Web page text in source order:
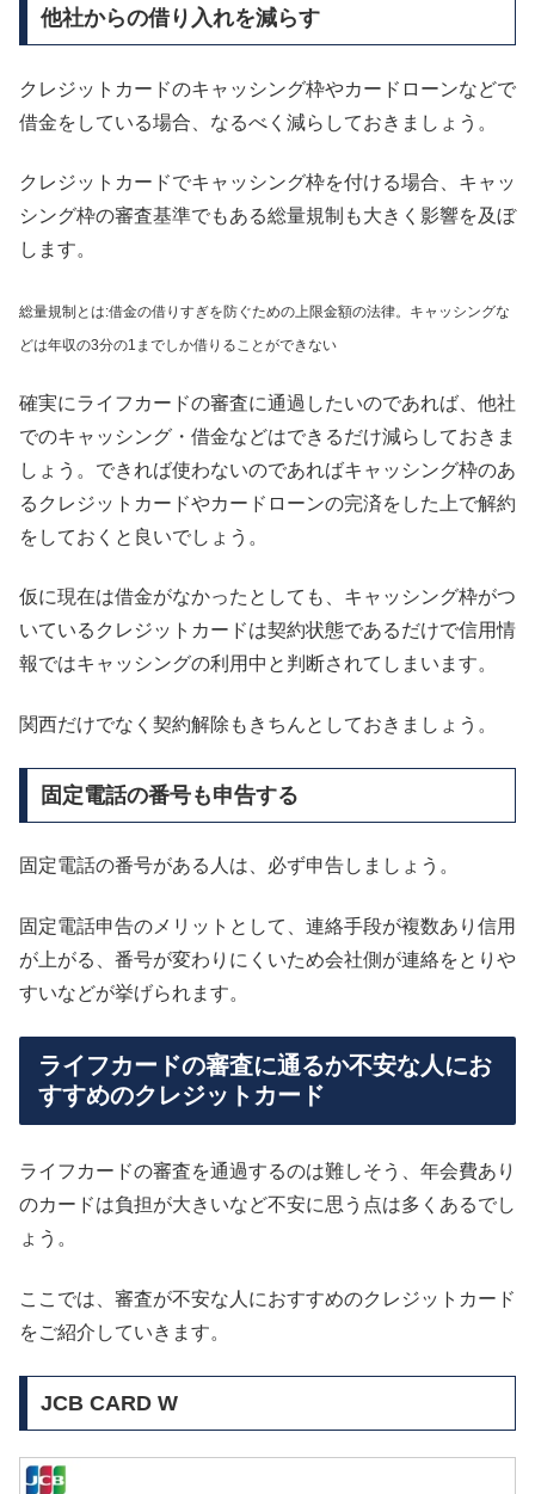
他社からの借り入れを減らす
クレジットカードのキャッシング枠やカードローンなどで
借金をしている場合、なるべく減らしておきましょう。
クレジットカードでキャッシング枠を付ける場合、キャッ
シング枠の審査基準でもある総量規制も大きく影響を及ぼ
します。
総量規制とは:借金の借りすぎを防ぐための上限金額の法律。キャッシングな
どは年収の3分の1までしか借りることができない
確実にライフカードの審査に通過したいのであれば、他社
でのキャッシング・借金などはできるだけ減らしておきま
しょう。できれば使わないのであればキャッシング枠のあ
るクレジットカードやカードローンの完済をした上で解約
をしておくと良いでしょう。
仮に現在は借金がなかったとしても、キャッシング枠がつ
いているクレジットカードは契約状態であるだけで信用情
報ではキャッシングの利用中と判断されてしまいます。
関西だけでなく契約解除もきちんとしておきましょう。
固定電話の番号も申告する
固定電話の番号がある人は、必ず申告しましょう。
固定電話申告のメリットとして、連絡手段が複数あり信用
が上がる、番号が変わりにくいため会社側が連絡をとりや
すいなどが挙げられます。
ライフカードの審査に通るか不安な人にお
すすめのクレジットカード
ライフカードの審査を通過するのは難しそう、年会費あり
のカードは負担が大きいなど不安に思う点は多くあるでし
ょう。
ここでは、審査が不安な人におすすめのクレジットカード
をご紹介していきます。
JCB CARD W